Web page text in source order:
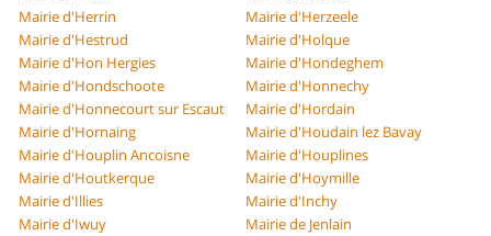
Mairie d'Herrin
Mairie d'Herzeele
Mairie d'Hestrud
Mairie d'Holque
Mairie d'Hon Hergies
Mairie d'Hondeghem
Mairie d'Hondschoote
Mairie d'Honnechy
Mairie d'Honnecourt sur Escaut
Mairie d'Hordain
Mairie d'Hornaing
Mairie d'Houdain lez Bavay
Mairie d'Houplin Ancoisne
Mairie d'Houplines
Mairie d'Houtkerque
Mairie d'Hoymille
Mairie d'Illies
Mairie d'Inchy
Mairie d'Iwuy
Mairie de Jenlain